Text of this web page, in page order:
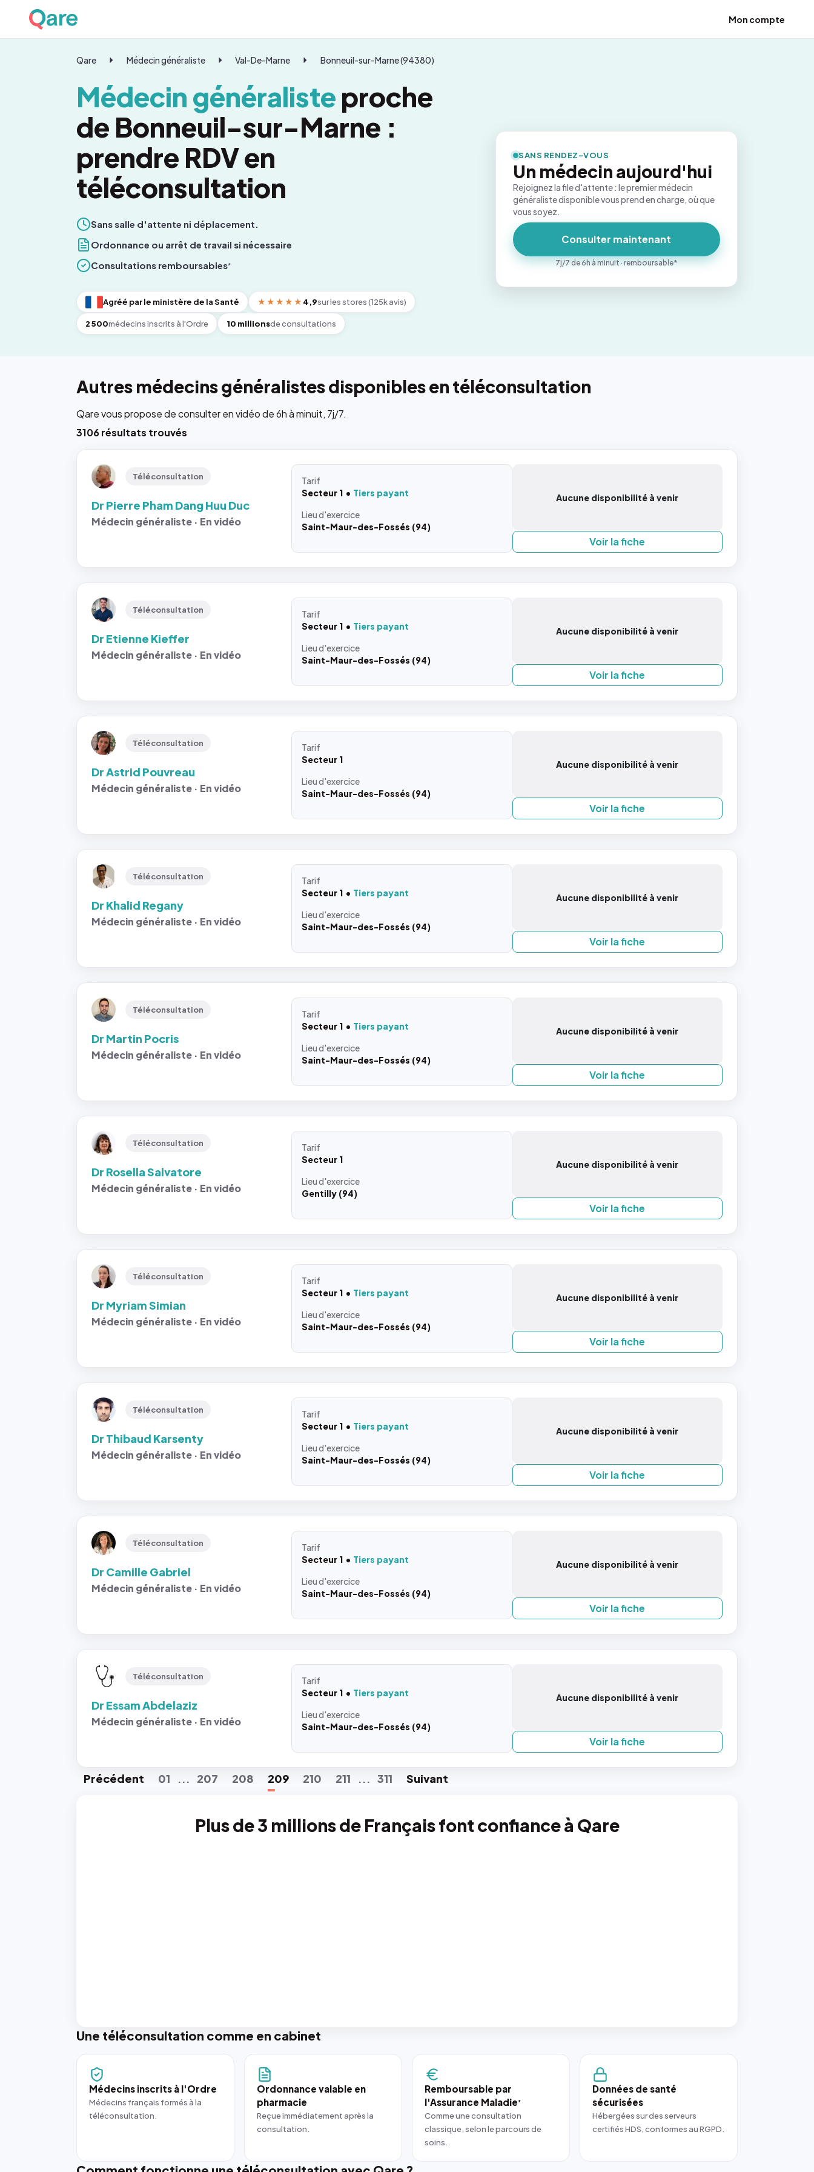
Mon compte
Qare Médecin généraliste Val-De-Marne Bonneuil-sur-Marne (94380)
Médecin généralisteproche
de Bonneuil-sur-Marne :
prendre RDV en
téléconsultation
Sans salle d'attente ni déplacement.
Ordonnance ou arrêt de travail si nécessaire
Consultations remboursables*
Agréé par le ministère de la Santé ★★★★★ 4,9sur les stores (125k avis)
2 500médecins inscrits à l'Ordre 10 millionsde consultations
SANS RENDEZ-VOUS
Un médecin aujourd'hui
Rejoignez la file d'attente : le premier médecin
généraliste disponible vous prend en charge, où que
vous soyez.
Consulter maintenant
7j/7 de 6h à minuit · remboursable*
Autres médecins généralistes disponibles en téléconsultation
Qare vous propose de consulter en vidéo de 6h à minuit, 7j/7.
3106 résultats trouvés
Téléconsultation
Dr Pierre Pham Dang Huu Duc
Médecin généraliste · En vidéo
Tarif
Secteur 1
Tiers payant
Lieud'exercice
Saint-Maur-des-Fossés (94)
Aucune disponibilité à venir
Voir la fiche
Téléconsultation
Dr Etienne Kieffer
Médecin généraliste · En vidéo
Tarif
Secteur 1
Tiers payant
Lieud'exercice
Saint-Maur-des-Fossés (94)
Aucune disponibilité à venir
Voir la fiche
Téléconsultation
Dr Astrid Pouvreau
Médecin généraliste · En vidéo
Tarif
Secteur 1
Lieud'exercice
Saint-Maur-des-Fossés (94)
Aucune disponibilité à venir
Voir la fiche
Téléconsultation
Dr Khalid Regany
Médecin généraliste · En vidéo
Tarif
Secteur 1
Tiers payant
Lieud'exercice
Saint-Maur-des-Fossés (94)
Aucune disponibilité à venir
Voir la fiche
Téléconsultation
Dr Martin Pocris
Médecin généraliste · En vidéo
Tarif
Secteur 1
Tiers payant
Lieud'exercice
Saint-Maur-des-Fossés (94)
Aucune disponibilité à venir
Voir la fiche
Téléconsultation
Dr Rosella Salvatore
Médecin généraliste · En vidéo
Tarif
Secteur 1
Lieud'exercice
Gentilly (94)
Aucune disponibilité à venir
Voir la fiche
Téléconsultation
Dr Myriam Simian
Médecin généraliste · En vidéo
Tarif
Secteur 1
Tiers payant
Lieud'exercice
Saint-Maur-des-Fossés (94)
Aucune disponibilité à venir
Voir la fiche
Téléconsultation
Dr Thibaud Karsenty
Médecin généraliste · En vidéo
Tarif
Secteur 1
Tiers payant
Lieud'exercice
Saint-Maur-des-Fossés (94)
Aucune disponibilité à venir
Voir la fiche
Téléconsultation
Dr Camille Gabriel
Médecin généraliste · En vidéo
Tarif
Secteur 1
Tiers payant
Lieud'exercice
Saint-Maur-des-Fossés (94)
Aucune disponibilité à venir
Voir la fiche
Téléconsultation
Dr Essam Abdelaziz
Médecin généraliste · En vidéo
Tarif
Secteur 1
Tiers payant
Lieud'exercice
Saint-Maur-des-Fossés (94)
Aucune disponibilité à venir
Voir la fiche
Précédent 01 ... 207 208 209 210 211 ... 311 Suivant
Plus de 3 millions de Français font confiance à Qare
Une téléconsultation comme en cabinet
Médecins inscrits à l'Ordre
Médecins français formés à la
téléconsultation.
Ordonnance valable en
pharmacie
Reçue immédiatement après la
consultation.
Remboursable par
l'Assurance Maladie*
Comme une consultation
classique, selon le parcours de
soins.
Données de santé
sécurisées
Hébergées sur des serveurs
certifiés HDS, conformes au RGPD.